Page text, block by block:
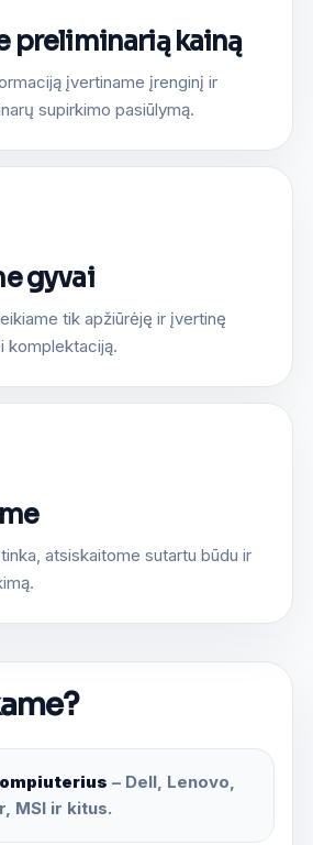
preliminarią kainą
įvertiname įrenginį ir
supirkimo pasiūlymą.
gyvai
tik apžiūrėję ir įvertinę
komplektaciją.
atsiskaitome sutartu būdu ir
– Dell, Lenovo,
MSI ir kitus.